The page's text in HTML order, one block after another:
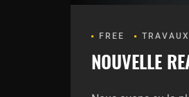
FREE TRAVAUX
NOUVELLE